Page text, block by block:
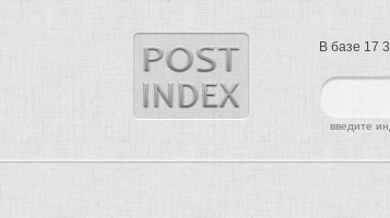
найти
введите
В базе 17